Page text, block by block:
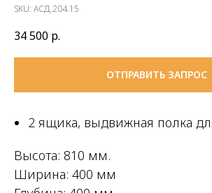
SKU: АСД 204.15
34 500 р.
ОТПРАВИТЬ ЗАПРОС
2 ящика, выдвижная полка
Высота: 810 мм.
Ширина: 400 мм